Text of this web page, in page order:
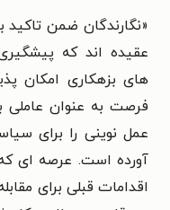
«نگارندگان ضمن
عقیده اند که
های بزهکاری امکان
فرصت به عنوان عاملی
عمل نوینی را برای
آورده است. عرصه ای که
اقدامات قبلی برای